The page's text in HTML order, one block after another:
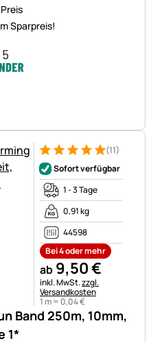
Sparpreis!
Band 250m, 10mm,
1*
Bewertung: 5 von 5 (11
11 Bewertungen
(11)
Sofort verfügbar
1 - 3 Tage
0,91 kg
44598
Bei 4 oder mehr
ab 9,50€
Steuerhinweis:
inkl. MwSt.zzgl.
Versandkosten
1 m = 0,04€